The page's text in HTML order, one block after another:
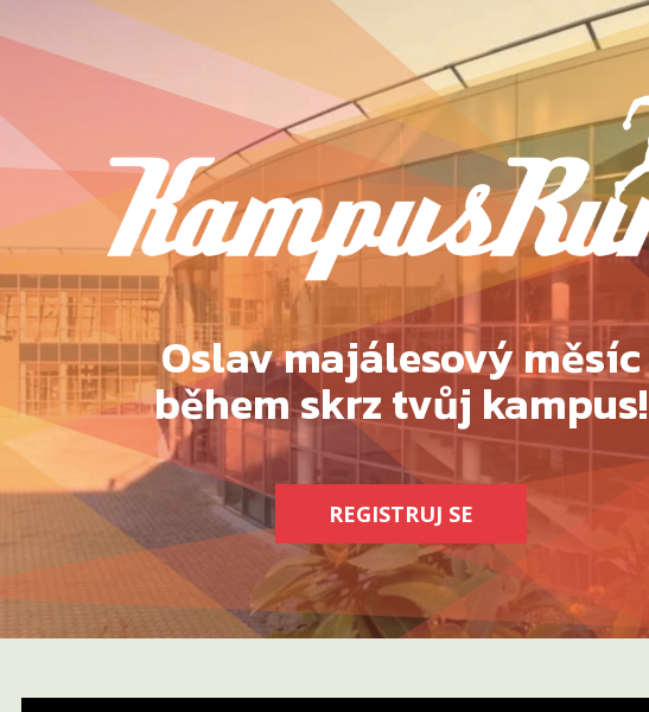
Oslav majálesový měsíc
během skrz tvůj kampus!
REGISTRUJ SE